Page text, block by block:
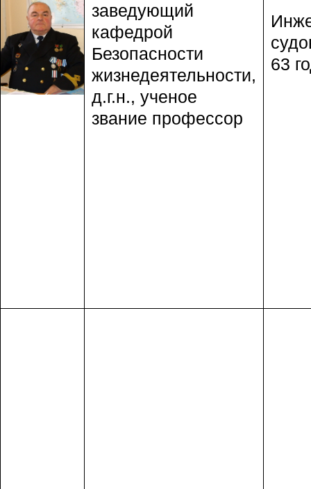
заведующий
кафедрой
Безопасности
жизнедеятельности,
д.г.н., ученое
звание профессор
63